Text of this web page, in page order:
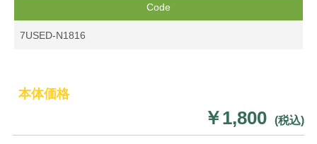
Code
7USED-N1816
本体価格
￥1,800 (税込)